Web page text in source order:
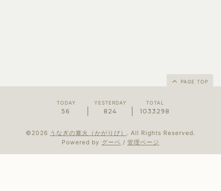
PAGE TOP
TODAY
56
YESTERDAY
824
TOTAL
1033298
©2026 うなぎの篝火（かがりび） . All Rights Reserved.
Powered by グーペ / 管理ページ